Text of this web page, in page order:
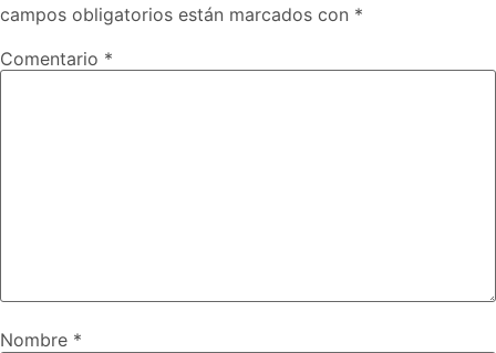
campos obligatorios están marcados con *
Comentario *
Nombre *